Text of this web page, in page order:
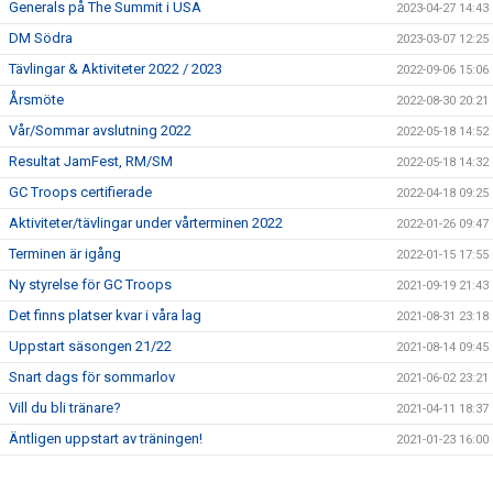
Generals på The Summit i USA 2023-04-27 14:43
DM Södra 2023-03-07 12:25
Tävlingar & Aktiviteter 2022 / 2023 2022-09-06 15:06
Årsmöte 2022-08-30 20:21
Vår/Sommar avslutning 2022 2022-05-18 14:52
Resultat JamFest, RM/SM 2022-05-18 14:32
GC Troops certifierade 2022-04-18 09:25
Aktiviteter/tävlingar under vårterminen 2022 2022-01-26 09:47
Terminen är igång 2022-01-15 17:55
Ny styrelse för GC Troops 2021-09-19 21:43
Det finns platser kvar i våra lag 2021-08-31 23:18
Uppstart säsongen 21/22 2021-08-14 09:45
Snart dags för sommarlov 2021-06-02 23:21
Vill du bli tränare? 2021-04-11 18:37
Äntligen uppstart av träningen! 2021-01-23 16:00